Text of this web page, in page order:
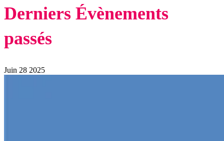
Derniers Évènements
passés
Juin 28 2025